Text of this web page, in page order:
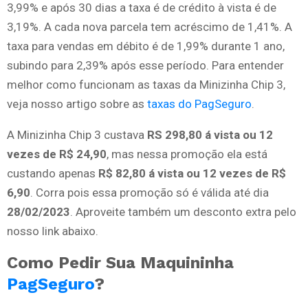
3,99% e após 30 dias a taxa é de crédito à vista é de
3,19%. A cada nova parcela tem acréscimo de 1,41%. A
taxa para vendas em débito é de 1,99% durante 1 ano,
subindo para 2,39% após esse período. Para entender
melhor como funcionam as taxas da Minizinha Chip 3,
veja nosso artigo sobre as taxas do PagSeguro.
A Minizinha Chip 3 custava RS 298,80 á vista ou 12
vezes de R$ 24,90, mas nessa promoção ela está
custando apenas R$ 82,80 á vista ou 12 vezes de R$
6,90. Corra pois essa promoção só é válida até dia
28/02/2023. Aproveite também um desconto extra pelo
nosso link abaixo.
Como Pedir Sua Maquininha
PagSeguro?